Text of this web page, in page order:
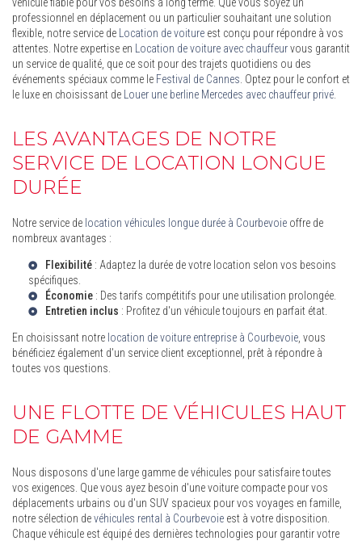
professionnel en déplacement ou un particulier souhaitant une solution
flexible, notre service de
Location de voiture est conçu pour répondre à vos
attentes. Notre expertise en
Location de voiture avec chauffeurvous garantit
un service de qualité, que ce soit pour des trajets quotidiens ou des
événements spéciaux comme le Festival de Cannes . Optez pour le confort et
le luxe en choisissant de
Louer une berline Mercedes avec chauffeur privé
LES AVANTAGES DE NOTRE
SERVICE DE LOCATION LONGUE
DURÉE
Notre service de location véhicules longue durée à Courbevoie offre de
nombreux avantages :
Flexibilité : Adaptez la durée de votre location selon vos besoins
spécifiques.
Économie : Des tarifs compétitifs pour une utilisation prolongée.
Entretien inclus : Profitez d'un véhicule toujours en parfait état.
En choisissant notre location de voiture entreprise à Courbevoie , vous
bénéficiez également d'un service client exceptionnel, prêt à répondre à
toutes vos questions.
UNE FLOTTE DE VÉHICULES HAUT
DE GAMME
Nous disposons d'une large gamme de véhicules pour satisfaire toutes
vos exigences. Que vous ayez besoin d'une voiture compacte pour vos
déplacements urbains ou d'un SUV spacieux pour vos voyages en famille,
notre sélection devéhicules rental à Courbevoie est à votre disposition.
Chaque véhicule est équipé des dernières technologies pour garantir votre